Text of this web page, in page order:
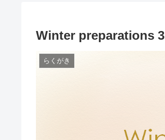
Winter preparations 3
らくがき